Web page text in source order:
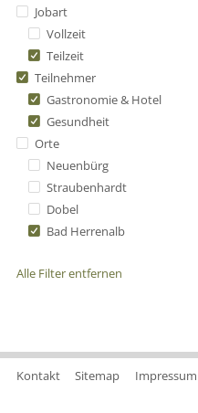
Jobart
Vollzeit
Teilzeit
Teilnehmer
Gastronomie & Hotel
Gesundheit
Orte
Neuenbürg
Straubenhardt
Dobel
Bad Herrenalb
Alle Filter entfernen
Kontakt Sitemap Impressum